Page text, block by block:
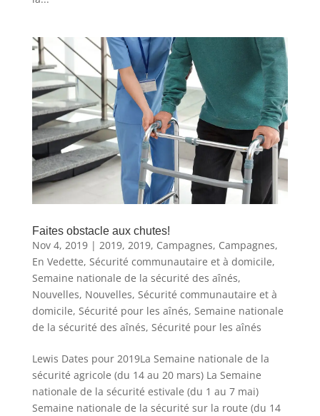
Faites obstacle aux chutes!
Nov 4, 2019| 2019, 2019, Campagnes, Campagnes,
En Vedette, Sécurité communautaire et à domicile,
Semaine nationale de la sécurité des aînés,
Nouvelles, Nouvelles, Sécurité communautaire et à
domicile, Sécurité pour les aînés, Semaine nationale
de la sécurité des aînés, Sécurité pour les aînés
Lewis Dates pour 2019La Semaine nationale de la
sécurité agricole (du 14 au 20 mars) La Semaine
nationale de la sécurité estivale (du 1 au 7 mai)
Semaine nationale de la sécurité sur la route (du 14